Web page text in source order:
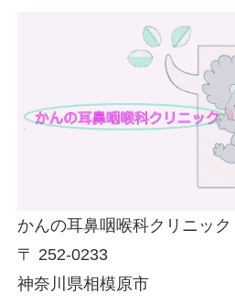
かんの耳鼻咽喉科クリニック
〒 252-0233
神奈川県相模原市